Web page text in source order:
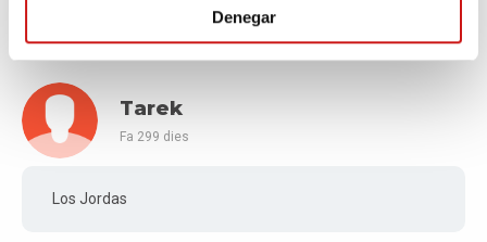
Denegar
Tarek
Fa 299 dies
Los Jordas